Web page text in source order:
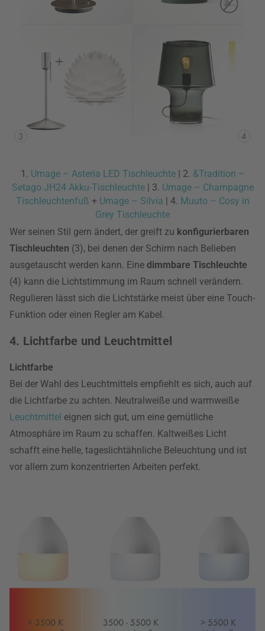
1. Umage – Asteria LED Tischleuchte| 2. &Tradition –
Setago JH24 Akku-Tischleuchte| 3. Umage – Champagne
Tischleuchtenfuß + Umage – Silvia | 4. Muuto – Cosy in
Grey Tischleuchte
Wer seinen Stil gern ändert, der greift zu konfigurierbaren
Tischleuchten (3), bei denen der Schirm nach Belieben
ausgetauscht werden kann. Eine dimmbare Tischleuchte
(4) kann die Lichtstimmung im Raum schnell verändern.
Regulieren lässt sich die Lichtstärke meist über eine Touch-
Funktion oder einen Regler am Kabel.
4. Lichtfarbe und Leuchtmittel
Lichtfarbe
Bei der Wahl des Leuchtmittels empfiehlt es sich, auch auf
die Lichtfarbe zu achten. Neutralweiße und warmweiße
Leuchtmittel eignen sich gut, um eine gemütliche
Atmosphäre im Raum zu schaffen. Kaltweißes Licht
schafft eine helle, tageslichtähnliche Beleuchtung und ist
vor allem zum konzentrierten Arbeiten perfekt.